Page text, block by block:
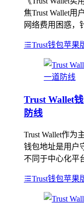
焦Trust Wallet用
网络费用困惑，
Trust钱包苹果
Trust Wallet
防线
Trust Wallet作为
钱包地址是用户
不同于中心化平
Trust钱包苹果